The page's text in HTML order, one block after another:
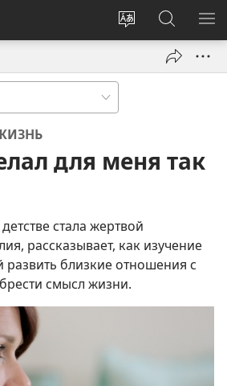
Изменить
Войти
(открывается
окне)
Поиск
по
jw.org
для меня так
стала жертвой
рассказывает, как изучение
близкие отношения с
смысл жизни.